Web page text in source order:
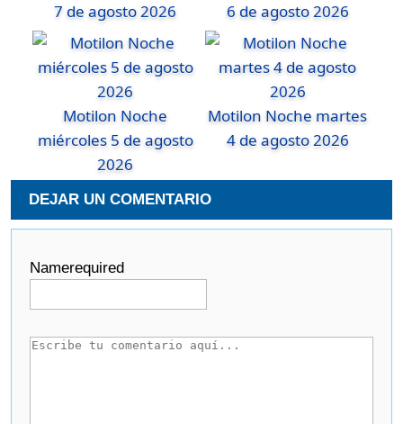
7 de agosto 2026
6 de agosto 2026
Motilon Noche
miércoles 5 de agosto
2026
Motilon Noche martes
4 de agosto 2026
DEJAR UN COMENTARIO
Namerequired